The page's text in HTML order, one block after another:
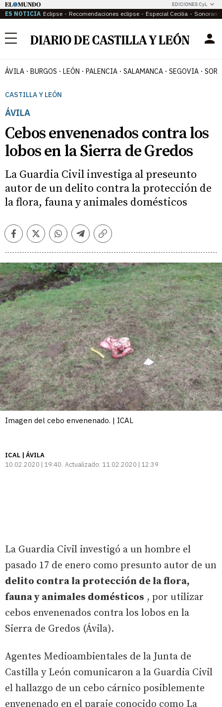
EDICIONES CyL
ES NOTICIA Eclipse Recomendaciones eclipse Especial Cecilia
Menú
ÁVILA BURGOS LEÓN PALENCIA SALAMANCA SEGOVIA
CASTILLA Y LEÓN
ÁVILA
Cebos envenenados contra los
lobos en la Sierra de Gredos
La Guardia Civil investiga al preseunto
autor de un delito contra la protección de
la flora, fauna y animales domésticos
FacebookTwitterWhatsappTelegramCopiar
Imagen del cebo envenenado. | ICAL
ICAL | ÁVILA
10.02.2020 | 19:40 Actualizado: 11.02.2020 | 12:39
La Guardia Civil investigó a un hombre el
pasado 17 de enero como presunto autor de un
delito contra la protección de la flora,
fauna y animales domésticos , por utilizar
cebos envenenados contra los lobos en la
Sierra de Gredos (Ávila).
Agentes Medioambientales de la Junta de
Castilla y León comunicaron a la Guardia Civil
el hallazgo de un cebo cárnico posiblemente
envenenado en el paraje conocido como La